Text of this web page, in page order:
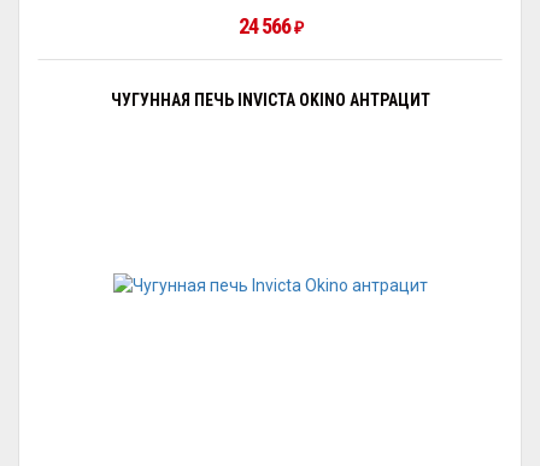
24 566₽
ЧУГУННАЯ ПЕЧЬ INVICTA OKINO АНТРАЦИТ